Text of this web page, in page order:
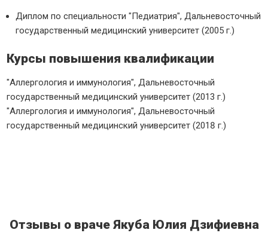
Диплом по специальности "Педиатрия", Дальневосточный
государственный медицинский университет (2005 г.)
Курсы повышения квалификации
"Аллергология и иммунология", Дальневосточный
государственный медицинский университет (2013 г.)
"Аллергология и иммунология", Дальневосточный
государственный медицинский университет (2018 г.)
Отзывы о враче Якуба Юлия Дзифиевна